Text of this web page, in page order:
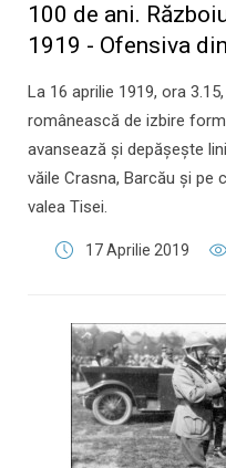
100 de ani.
1919 - Ofensiva
La 16 aprilie 1919, ora
românească de izbire
avansează și depășește
văile Crasna, Barcău şi pe
valea Tisei.
17 Aprilie 2019